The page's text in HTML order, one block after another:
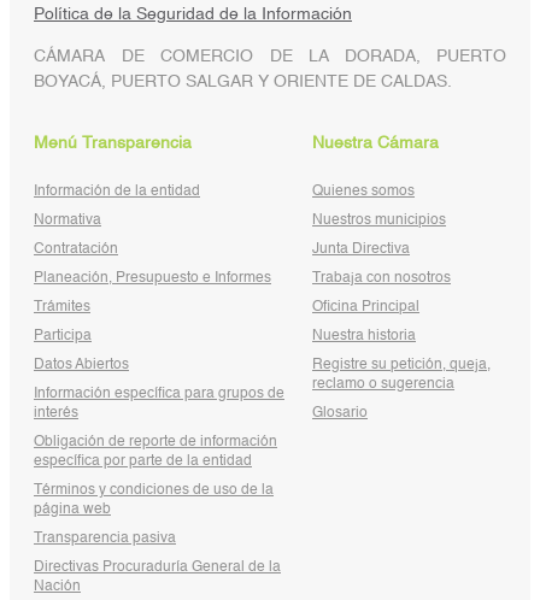
Política de la Seguridad de la Información
CÁMARA DE COMERCIO DE LA DORADA, PUERTO
BOYACÁ, PUERTO SALGAR Y ORIENTE DE CALDAS.
Menú Transparencia
Información de la entidad
Normativa
Contratación
Planeación, Presupuesto e Informes
Trámites
Participa
Datos Abiertos
Información específica para grupos de
interés
Obligación de reporte de información
específica por parte de la entidad
Términos y condiciones de uso de la
página web
Transparencia pasiva
Directivas Procuraduría General de la
Nación
Nuestra Cámara
Quienes somos
Nuestros municipios
Junta Directiva
Trabaja con nosotros
Oficina Principal
Nuestra historia
Registre su petición, queja,
reclamo o sugerencia
Glosario